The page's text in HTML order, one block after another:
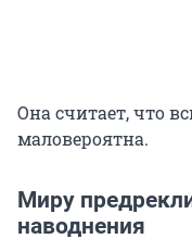
Она считает, что
маловероятна.
Миру
наводнения